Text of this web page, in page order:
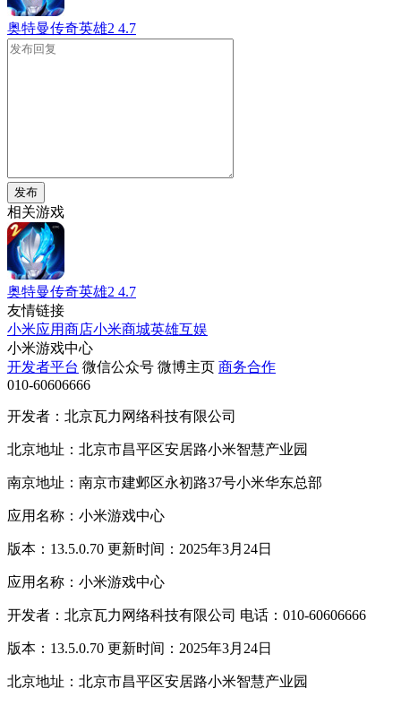
奥特曼传奇英雄2 4.7
发布
相关游戏
奥特曼传奇英雄2 4.7
友情链接
小米应用商店小米商城英雄互娱
小米游戏中心
开发者平台 微信公众号 微博主页 商务合作
010-60606666
开发者：北京瓦力网络科技有限公司
北京地址：北京市昌平区安居路小米智慧产业园
南京地址：南京市建邺区永初路37号小米华东总部
应用名称：小米游戏中心
版本：13.5.0.70 更新时间：2025年3月24日
应用名称：小米游戏中心
开发者：北京瓦力网络科技有限公司 电话：010-60606666
版本：13.5.0.70 更新时间：2025年3月24日
北京地址：北京市昌平区安居路小米智慧产业园